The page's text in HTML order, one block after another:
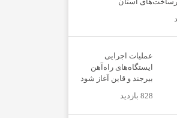
عملیات اجرایی
ایستگاه‌های راه‌آهن
بیرجند و قاین آغاز شود
828 بازدید